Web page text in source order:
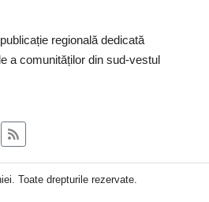
regională dedicată
a comunităților din sud-vestul
Toate drepturile rezervate.